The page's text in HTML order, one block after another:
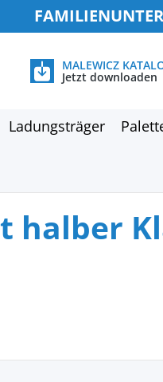
MALEWICZ
Jetzt downloaden
Ladungsträger
halber